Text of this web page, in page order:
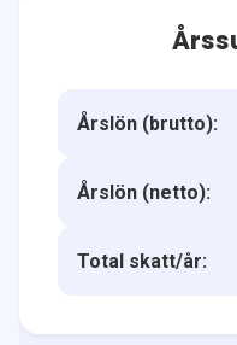
Årslön (brutto):
Årslön (netto):
Total skatt/år: